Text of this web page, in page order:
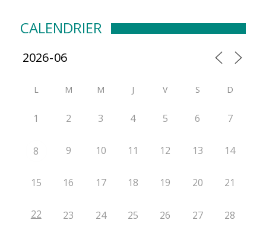
CALENDRIER
L M M J V S D
1 2 3 4 5 6 7
8 9 10 11 12 13 14
15 16 17 18 19 20 21
22 23 24 25 26 27 28